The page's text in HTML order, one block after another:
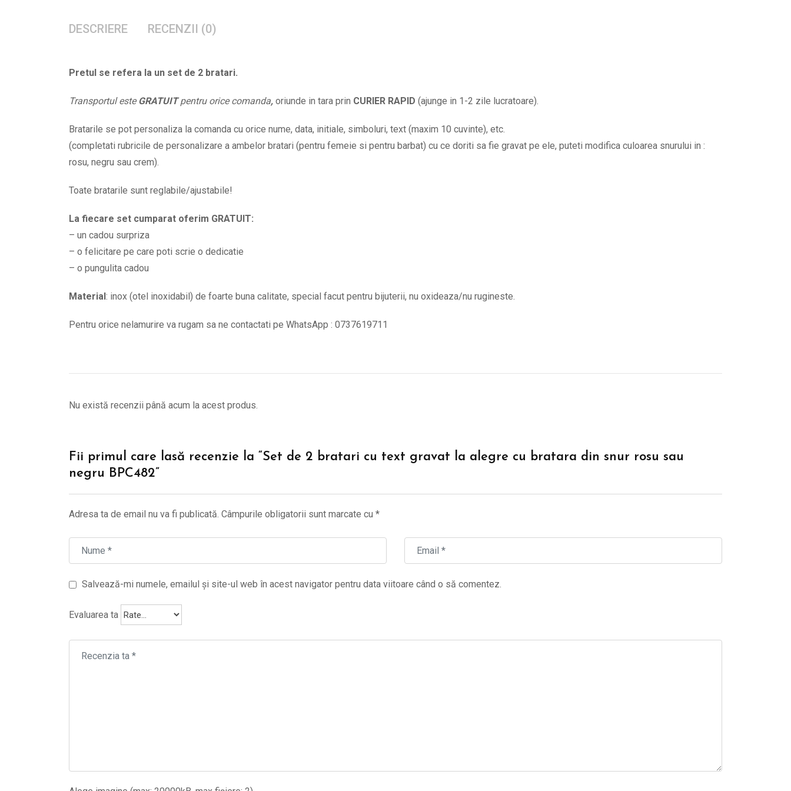
bratara
din
snur
DESCRIERE RECENZII (0)
Pretul se refera la un set de 2 bratari.
Transportul esteGRATUITpentru orice comanda, oriunde in tara prin CURIER RAPID (ajunge in 1-2 zile lucratoare).
Bratarile se pot personaliza la comanda cu orice nume, data, initiale, simboluri, text (maxim 10 cuvinte), etc.
(completati rubricile de personalizare a ambelor bratari (pentru femeie si pentru barbat) cu ce doriti sa fie gravat pe ele, puteti modifica culoarea snurului in :
rosu, negru sau crem).
Toate bratarile sunt reglabile/ajustabile!
La fiecare set cumparat oferim GRATUIT:
– un cadou surpriza
– o felicitare pe care poti scrie o dedicatie
– o pungulita cadou
Material : inox (otel inoxidabil) de foarte buna calitate, special facut pentru bijuterii, nu oxideaza/nu rugineste.
Pentru orice nelamurire va rugam sa ne contactati pe WhatsApp : 0737619711
Nu există recenzii până acum la acest produs.
Fii primul care lasă recenzie la “Set de 2 bratari cu text gravat la alegre cu bratara din snur rosu sau
negru BPC482”
Adresa ta de email nu va fi publicată. Câmpurile obligatorii sunt marcate cu *
Salvează-mi numele, emailul și site-ul web în acest navigator pentru data viitoare când o să comentez.
Evaluarea ta